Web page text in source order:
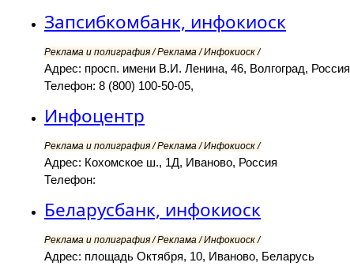
Запсибкомбанк, инфокиоск
Реклама и полиграфия / Реклама / Инфокиоск /
Адрес: просп. имени В.И. Ленина, 46, Волгоград, Россия
Телефон: 8 (800) 100-50-05,
Инфоцентр
Реклама и полиграфия / Реклама / Инфокиоск /
Адрес: Кохомское ш., 1Д, Иваново, Россия
Телефон:
Беларусбанк, инфокиоск
Реклама и полиграфия / Реклама / Инфокиоск /
Адрес: площадь Октября, 10, Иваново, Беларусь